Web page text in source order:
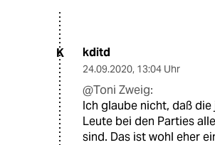
K kditd
24.09.2020, 13:04 Uhr
@Toni Zweig:
Ich glaube nicht, daß die
Leute bei den Parties
sind. Das ist wohl eher